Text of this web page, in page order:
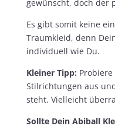
gewünscht, doch der
Es gibt somit keine
Traumkleid, denn
individuell wie Du.
Kleiner Tipp:
Stilrichtungen aus
steht. Vielleicht
Sollte Dein Abiball